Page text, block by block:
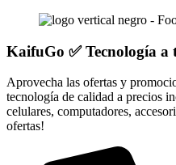
KaifuGo ✅ Tecnología a
Aprovecha las ofertas y
tecnología de calidad a precios
celulares, computadores,
ofertas!